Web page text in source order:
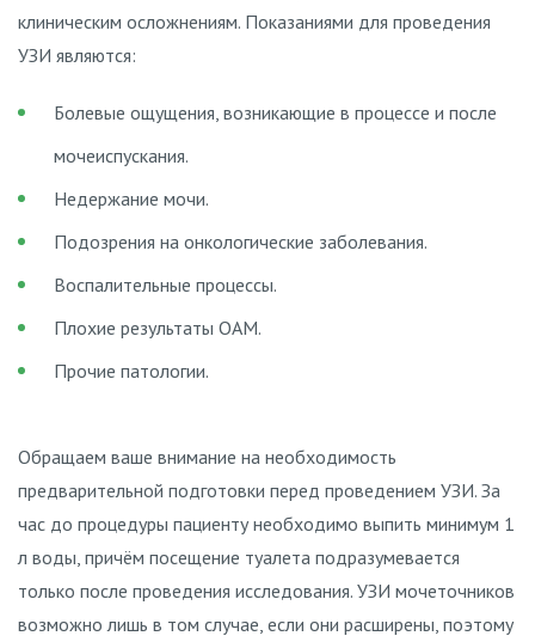
клиническим осложнениям. Показаниями для проведения
УЗИ являются:
Болевые ощущения, возникающие в процессе и после
мочеиспускания.
Недержание мочи.
Подозрения на онкологические заболевания.
Воспалительные процессы.
Плохие результаты ОАМ.
Прочие патологии.
Обращаем ваше внимание на необходимость
предварительной подготовки перед проведением УЗИ. За
час до процедуры пациенту необходимо выпить минимум 1
л воды, причём посещение туалета подразумевается
только после проведения исследования. УЗИ мочеточников
возможно лишь в том случае, если они расширены, поэтому